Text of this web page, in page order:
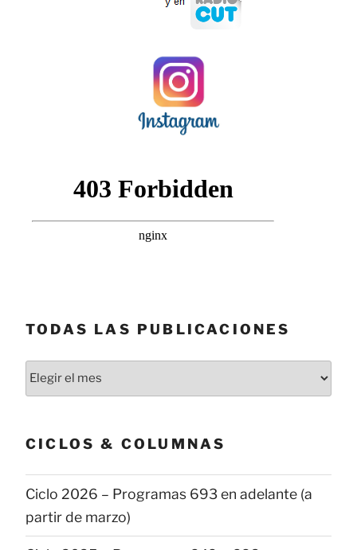
TODAS LAS PUBLICACIONES
Todas
CICLOS & COLUMNAS
Ciclo 2026 – Programas 693 en adelante (a
partir de marzo)